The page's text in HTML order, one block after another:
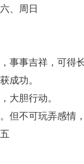
、周日
事事吉祥，可得
功。
胆行动。
不可玩弄感情，